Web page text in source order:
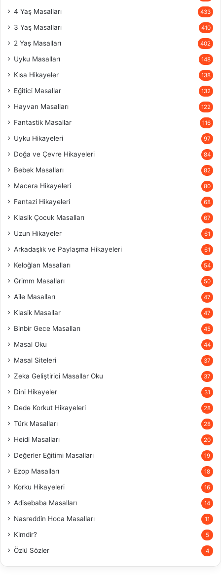
4 Yaş Masalları 433
3 Yaş Masalları 410
2 Yaş Masalları 402
Uyku Masalları 148
Kısa Hikayeler 138
Eğitici Masallar 132
Hayvan Masalları 122
Fantastik Masallar 116
Uyku Hikayeleri 97
Doğa ve Çevre Hikayeleri 84
Bebek Masalları 82
Macera Hikayeleri 80
Fantazi Hikayeleri 68
Klasik Çocuk Masalları 67
Uzun Hikayeler 61
Arkadaşlık ve Paylaşma Hikayeleri 61
Keloğlan Masalları 54
Grimm Masalları 50
Aile Masalları 47
Klasik Masallar 47
Binbir Gece Masalları 45
Masal Oku 44
Masal Siteleri 37
Zeka Geliştirici Masallar Oku 37
Dini Hikayeler 31
Dede Korkut Hikayeleri 28
Türk Masalları 28
Heidi Masalları 20
Değerler Eğitimi Masalları 19
Ezop Masalları 18
Korku Hikayeleri 16
Adisebaba Masalları 14
Nasreddin Hoca Masalları 11
Kimdir? 5
Özlü Sözler 4